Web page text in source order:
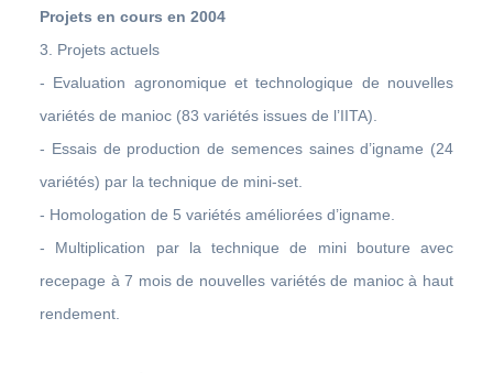
Projets en cours en 2004
3. Projets actuels
- Evaluation agronomique et technologique de nouvelles
variétés de manioc (83 variétés issues de l’IITA).
- Essais de production de semences saines d’igname (24
variétés) par la technique de mini-set.
- Homologation de 5 variétés améliorées d’igname.
- Multiplication par la technique de mini bouture avec
recepage à 7 mois de nouvelles variétés de manioc à haut
rendement.